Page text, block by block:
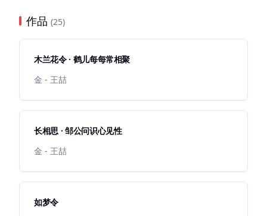
作品 (25)
木兰花令 · 鹤儿每每常相聚
金 - 王喆
长相思 · 邹公问识心见性
金 - 王喆
如梦令